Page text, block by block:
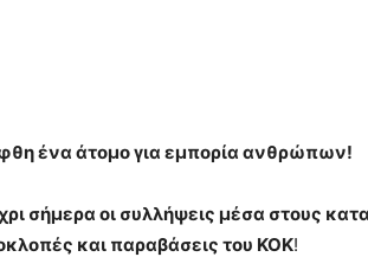
ένα άτομο για εμπορία ανθρώπων!
σήμερα οι συλλήψεις μέσα στους
και παραβάσεις του ΚΟΚ!